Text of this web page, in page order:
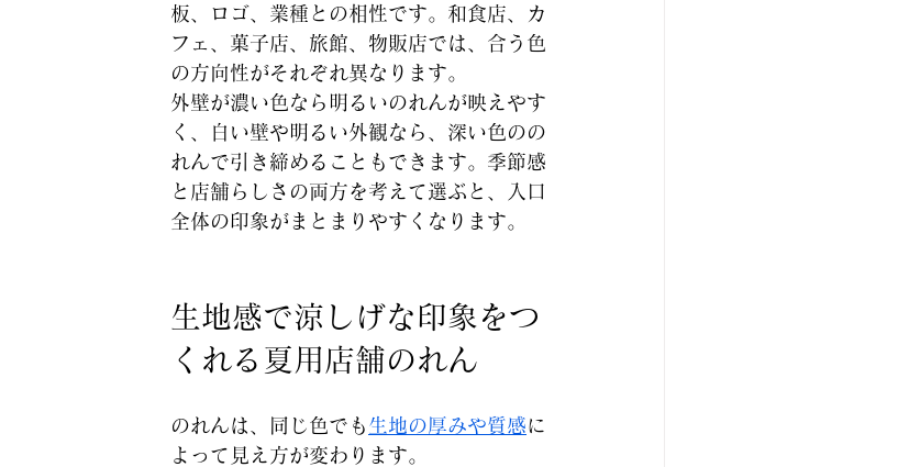
板、ロゴ、業種との相性です。和食店、カ
フェ、菓子店、旅館、物販店では、合う色
の方向性がそれぞれ異なります。
外壁が濃い色なら明るいのれんが映えやす
く、白い壁や明るい外観なら、深い色のの
れんで引き締めることもできます。季節感
と店舗らしさの両方を考えて選ぶと、入口
全体の印象がまとまりやすくなります。
生地感で涼しげな印象をつ
くれる夏用店舗のれん
のれんは、同じ色でも 生地の厚みや質感に
よって見え方が変わります。